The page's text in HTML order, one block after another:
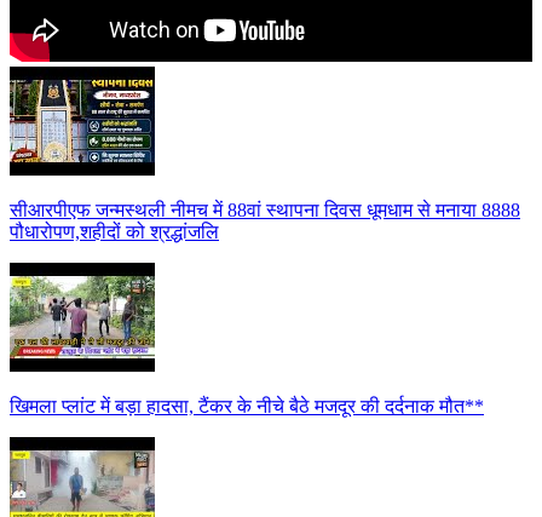
सीआरपीएफ जन्मस्थली नीमच में 88वां स्थापना दिवस धूमधाम से मनाया 8888
पौधारोपण,शहीदों को श्रद्धांजलि
खिमला प्लांट में बड़ा हादसा, टैंकर के नीचे बैठे मजदूर की दर्दनाक मौत**